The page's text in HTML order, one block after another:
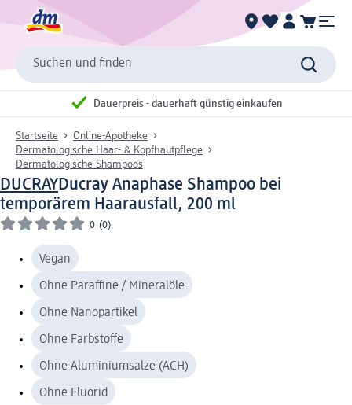
Suchen und finden
Dauerpreis - dauerhaft günstig einkaufen
Startseite
Online-Apotheke
Dermatologische Haar- & Kopfhautpflege
Dermatologische Shampoos
DUCRAYDucray Anaphase Shampoo bei
temporärem Haarausfall, 200 ml
0 (0)
Vegan
Ohne Paraffine / Mineralöle
Ohne Nanopartikel
Ohne Farbstoffe
Ohne Aluminiumsalze (ACH)
Ohne Fluorid